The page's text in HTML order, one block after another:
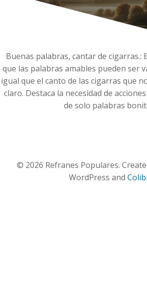
Buenas palabras, cantar de cigarras.:
que las palabras amables pueden ser
igual que el canto de las cigarras que
claro. Destaca la necesidad de
de solo palabras
© 2026 Refranes Populares.
WordPress and